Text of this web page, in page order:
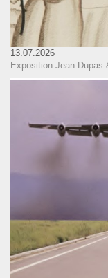
13.07.2026
Exposition Jean Dupas